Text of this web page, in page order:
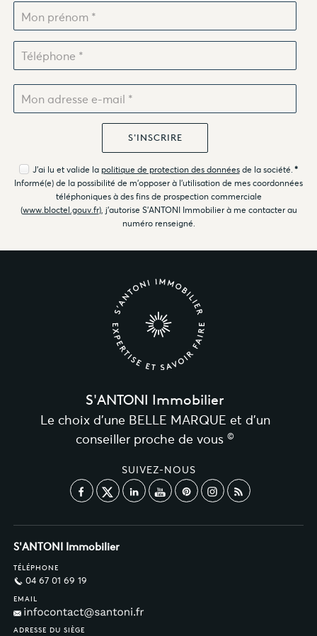
J'ai lu et valide la politique de protection des donnéesde la société. *
Informé(e) de la possibilité de m'opposer à l'utilisation de mes coordonnées
téléphoniques à des fins de prospection commerciale
(www.bloctel.gouv.fr), j'autorise S'ANTONI Immobilier à me contacter au
numéro renseigné.
S'ANTONI Immobilier
Le choix d’une BELLE MARQUE et d’un
conseiller proche de vous ©
SUIVEZ-NOUS
S'ANTONI Immobilier
TÉLÉPHONE
04 67 01 69 19
EMAIL
ADRESSE DU SIÈGE